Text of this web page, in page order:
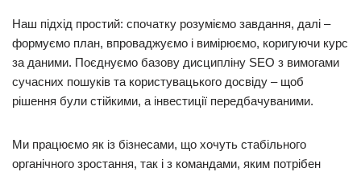
Наш підхід простий: спочатку розуміємо завдання, далі –
формуємо план, впроваджуємо і вимірюємо, коригуючи курс
за даними. Поєднуємо базову дисципліну SEO з вимогами
сучасних пошуків та користувацького досвіду – щоб
рішення були стійкими, а інвестиції передбачуваними.
Ми працюємо як із бізнесами, що хочуть стабільного
органічного зростання, так і з командами, яким потрібен